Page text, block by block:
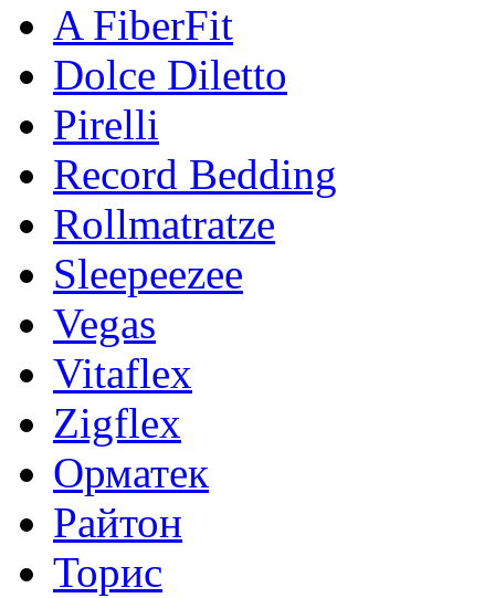
A FiberFit
Dolce Diletto
Pirelli
Record Bedding
Rollmatratze
Sleepeezee
Vegas
Vitaflex
Zigflex
Орматек
Райтон
Торис